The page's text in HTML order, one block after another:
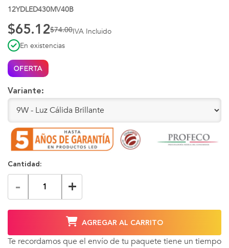
12YDLED430MV40B
$65.12$74.00IVA Incluido
En existencias
Variante:
Cantidad:
- +
AGREGAR AL CARRITO
Te recordamos que el envío de tu paquete tiene un tiempo